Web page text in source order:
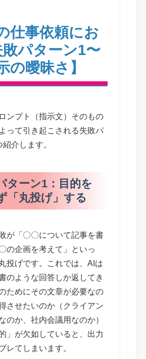
仕事依頼にお
パターン1〜
の曖昧さ】
ンプト（指示文）そのもの
って引き起こされる失敗パ
介します。
ターン1：目的を
「丸投げ」する
が「〇〇について記事を書
の企画を考えて」といっ
投げです。これでは、AIは
のような回答しか返してき
ためにその文章が必要なの
させたいのか（クライアン
のか、社内会議用なのか）
」が欠如していると、出力
レてしまいます。